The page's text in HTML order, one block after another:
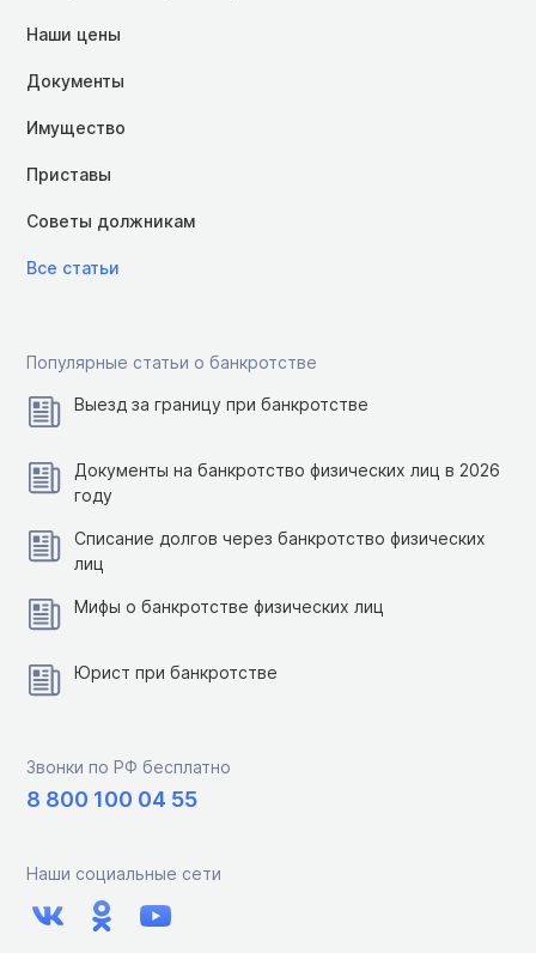
Наши цены
Документы
Имущество
Приставы
Советы должникам
Все статьи
Популярные статьи о банкротстве
Выезд за границу при банкротстве
Документы на банкротство физических лиц в 2026
году
Списание долгов через банкротство физических
лиц
Мифы о банкротстве физических лиц
Юрист при банкротстве
Звонки по РФ бесплатно
8 800 100 04 55
Наши социальные сети